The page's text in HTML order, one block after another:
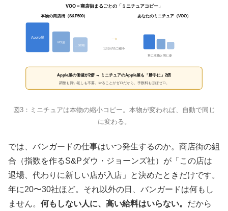
VOO＝商店街まるごとの「ミニチュアコピー」
本物の商店街（S&P500）
Apple屋
MS屋
…500軒
→
1万分の1に縮小
あなたのミニチュア（VOO）
常に本物と同じ姿
Apple屋の価値が2倍 → ミニチュアのApple屋も「勝手に」2倍
調整も買い足しも不要。やることがゼロだから、手数料もほぼゼロ。
図3：ミニチュアは本物の縮小コピー。本物が変われば、自動で同じ
に変わる。
では、バンガードの仕事はいつ発生するのか。商店街の組
合（指数を作るS&Pダウ・ジョーンズ社）が「この店は
退場、代わりに新しい店が入店」と決めたときだけです。
年に20〜30社ほど。それ以外の日、バンガードは何もし
ません。 何もしない人に、高い給料はいらない。 だから